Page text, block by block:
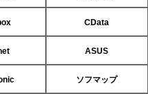
CData
ASUS
ソフマップ